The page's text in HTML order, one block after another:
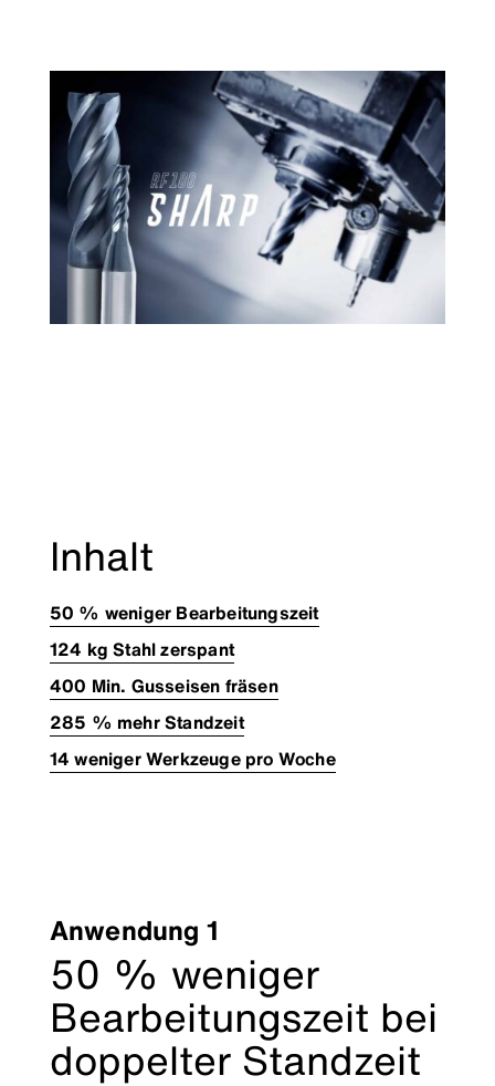
Inhalt
50 % weniger Bearbeitungszeit
124 kg Stahl zerspant
400 Min. Gusseisen fräsen
285 % mehr Standzeit
14 weniger Werkzeuge pro Woche
Anwendung 1
50 % weniger
Bearbeitungszeit bei
doppelter Standzeit